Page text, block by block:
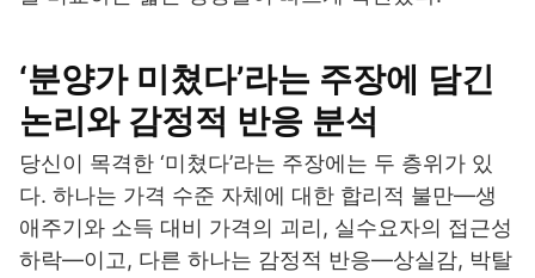
‘분양가 미쳤다’라는 주장에 담긴
논리와 감정적 반응 분석
당신이 목격한 ‘미쳤다’라는 주장에는 두 층위가 있
다. 하나는 가격 수준 자체에 대한 합리적 불만—생
애주기와 소득 대비 가격의 괴리, 실수요자의 접근성
하락—이고, 다른 하나는 감정적 반응—상실감, 박탈